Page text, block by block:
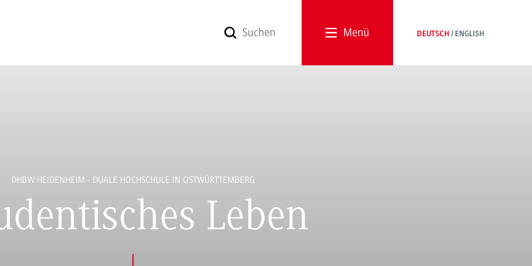
Menü DEUTSCH ENGLISH
DHBW HEIDENHEIM - DUALE HOCHSCHULE IN OSTWÜRTTEMBERG
Leben